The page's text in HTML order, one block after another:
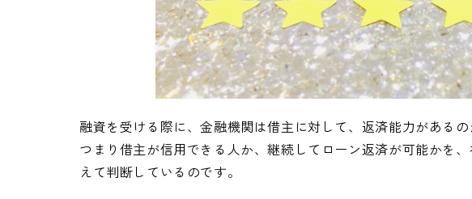
融資を受ける際に、金融機関は借主に対して、返済能力があるの
つまり借主が信用できる人か、継続してローン返済が可能かを
えて判断しているのです。